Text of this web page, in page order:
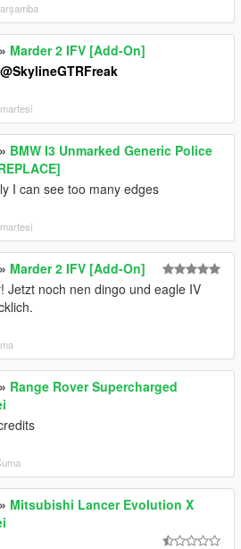
» Marder 2 IFV [Add-On]
@SkylineGTRFreak
» BMW I3 Unmarked Generic Police
I can see too many edges
» Marder 2 IFV [Add-On]
Jetzt noch nen dingo und eagle IV
» Range Rover Supercharged
» Mitsubishi Lancer Evolution X